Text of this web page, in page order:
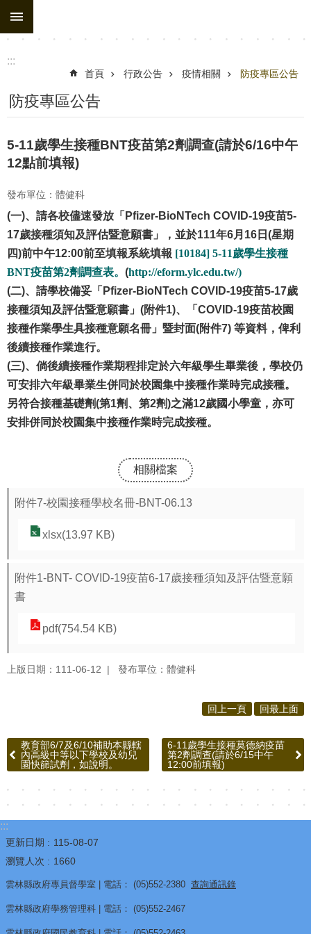
跳到主要內容區塊
搜
尋
處
務
織
政
公
告
行
政
填
報
通
報
專
區
關
網
資
課
上
教
果
分
享
平
公
:::
首頁 行政公告 疫情相關 防疫專區公告
防疫專區公告
5-11歲學生接種BNT疫苗第2劑調查(請於6/16中午
12點前填報)
發布單位：體健科
(一)、請各校儘速發放「Pfizer-BioNTech COVID-19疫苗5-
17歲接種須知及評估暨意願書」，並於111年6月16日(星期
四)前中午12:00前至填報系統填報 [10184] 5-11歲學生接種
BNT疫苗第2劑調查表。 (http://eform.ylc.edu.tw/)
(二)、請學校備妥「Pfizer-BioNTech COVID-19疫苗5-17歲
接種須知及評估暨意願書」(附件1)、「COVID-19疫苗校園
接種作業學生具接種意願名冊」暨封面(附件7) 等資料，俾利
後續接種作業進行。
(三)、倘後續接種作業期程排定於六年級學生畢業後，學校仍
可安排六年級畢業生併同於校園集中接種作業時完成接種。
另符合接種基礎劑(第1劑、第2劑)之滿12歲國小學童，亦可
安排併同於校園集中接種作業時完成接種。
相關檔案
附件7-校園接種學校名冊-BNT-06.13
xlsx(13.97 KB)
附件1-BNT- COVID-19疫苗6-17歲接種須知及評估暨意願
書
pdf(754.54 KB)
上版日期：111-06-12 發布單位：體健科
回上一頁 回最上面
教育部6/7及6/10補助本縣轄
內高級中等以下學校及幼兒
園快篩試劑，如說明。
6-11歲學生接種莫德納疫苗
第2劑調查(請於6/15中午
12:00前填報)
:::
更新日期
115-08-07
瀏覽人次
1660
雲林縣政府專員督學室 | 電話： (05)552-2380 查詢通訊錄
雲林縣政府學務管理科 | 電話： (05)552-2467